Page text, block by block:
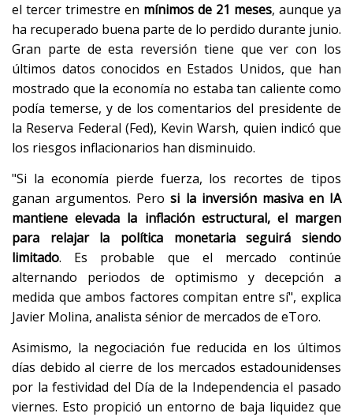
el tercer trimestre en mínimos de 21 meses, aunque ya
ha recuperado buena parte de lo perdido durante junio.
Gran parte de esta reversión tiene que ver con los
últimos datos conocidos en Estados Unidos, que han
mostrado que la economía no estaba tan caliente como
podía temerse, y de los comentarios del presidente de
la Reserva Federal (Fed), Kevin Warsh, quien indicó que
los riesgos inflacionarios han disminuido.
"Si la economía pierde fuerza, los recortes de tipos
ganan argumentos. Perosi la inversión masiva en IA
mantiene elevada la inflación estructural, el margen
para relajar la política monetaria seguirá siendo
limitado. Es probable que el mercado continúe
alternando periodos de optimismo y decepción a
medida que ambos factores compitan entre sí", explica
Javier Molina, analista sénior de mercados de eToro.
Asimismo, la negociación fue reducida en los últimos
días debido al cierre de los mercados estadounidenses
por la festividad del Día de la Independencia el pasado
viernes. Esto propició un entorno de baja liquidez que